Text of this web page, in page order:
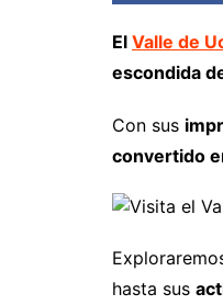
El Valle de
escondida
Con sus
convertido
hasta sus